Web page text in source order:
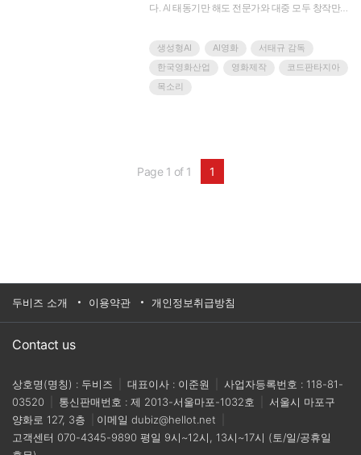
다. AI 태동기만 해도 전문가와 대중 모두 창작만
라는 믿음 때문이었다. 그러나 현실은 달랐다. AI
기술이 가파르게 발전하면서 생성형 AI는 글과 그
림, 음악과 영상 등 장르를 가리지 않고 본격적으
로 전 영역을 파고들었다. 이제 사람들은 AI와 함
생성형AI AI영화
서태규 감독
한국영화산업
영화제작
코드판타지아
목소리
Page 1 of 1 1
두비즈 소개 이용약관 개인정보취급방침
Contact us
상호명(명칭) : 두비즈 대표이사 : 이준원
사업자등록번호 : 118-81-
03520
통신판매번호 : 제 2013-서울마포-1032호
서울시 마포구
양화로 127, 3층
이메일 dubiz@hellot.net
고객센터 070-4345-9890 평일 9시~12시, 13시~17시 (토/일/공휴일